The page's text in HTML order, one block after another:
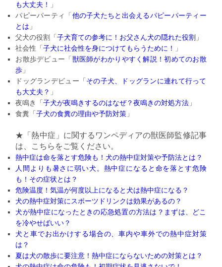
も大丈夫！
」
パピーパーティ「 他の子犬たちと出会えるパピーパーティー
とは 」
父犬の役割「子犬育ての参考に！お父さん犬の隠れた役割 」
社会性「子犬に社会性を身につけてもらうために！
」
お散歩デビュー「 獣医師がわかりやすく解説！初めてのお散
歩 」
ドッグランデビュー「 その子犬、
ドッグランに連れて行って
も大丈夫？ 」
夜鳴き「子犬が夜鳴きするのはなぜ？夜鳴きの対処方法 」
食糞「子犬の食糞の理由や予防対策 」
★「熱中症」に関するワンペディアの獣医師監修記事
は、こちらをご覧ください。
熱中症は命を落とす危険も！犬の熱中症対策や予防法とは？
人間よりも暑さに弱い犬。熱中症になると命を落とす危険
も！ その症状とは？
危険温度！気温が何度以上になると犬は熱中症になる？
犬の熱中症対策にスポーツドリンクは効果があるの？
犬が熱中症になったときの応急処置の方法は？まずは、
どこ
を冷やせばいい？
犬と車でお出かけする場合の、車内や車外での熱中症対策
は？
夏は犬の散歩に要注意！熱中症にならないための対策とは？